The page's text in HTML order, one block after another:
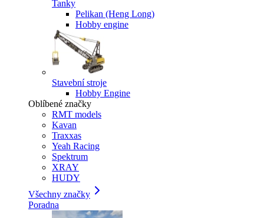
Tanky
Pelikan (Heng Long)
Hobby engine
Stavební stroje
Hobby Engine
Oblíbené značky
RMT models
Kavan
Traxxas
Yeah Racing
Spektrum
XRAY
HUDY
Všechny značky
Poradna